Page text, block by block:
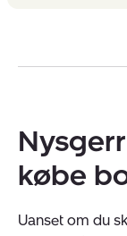
købe
Uanset om du